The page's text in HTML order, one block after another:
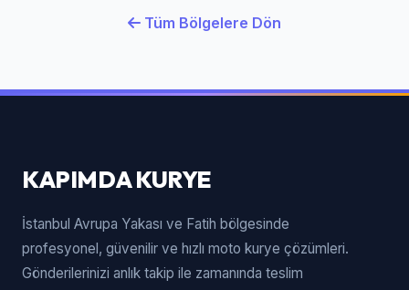
Tüm Bölgelere Dön
KAPIMDA KURYE
İstanbul Avrupa Yakası ve Fatih bölgesinde
profesyonel, güvenilir ve hızlı moto kurye çözümleri.
Gönderilerinizi anlık takip ile zamanında teslim